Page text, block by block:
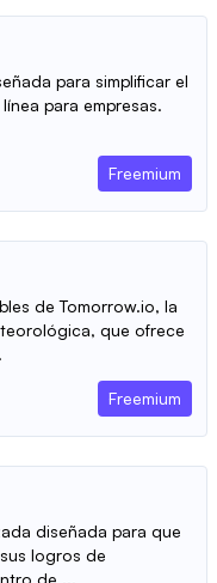
para simplificar el
para empresas.
Freemium
de Tomorrow.io, la
que ofrece
Freemium
diseñada para que
logros de
de ...